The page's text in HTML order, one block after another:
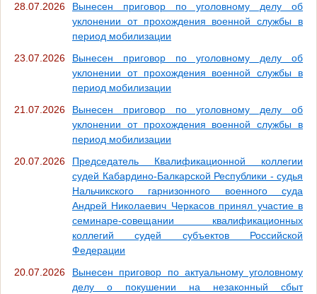
28.07.2026
Вынесен приговор по уголовному делу об
уклонении от прохождения военной службы в
период мобилизации
23.07.2026
Вынесен приговор по уголовному делу об
уклонении от прохождения военной службы в
период мобилизации
21.07.2026
Вынесен приговор по уголовному делу об
уклонении от прохождения военной службы в
период мобилизации
20.07.2026
Председатель Квалификационной коллегии
судей Кабардино-Балкарской Республики - судья
Нальчикского гарнизонного военного суда
Андрей Николаевич Черкасов принял участие в
семинаре-совещании квалификационных
коллегий судей субъектов Российской
Федерации
20.07.2026
Вынесен приговор по актуальному уголовному
делу о покушении на незаконный сбыт